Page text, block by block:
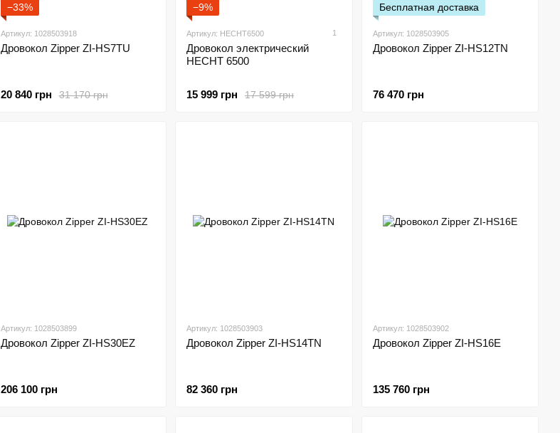
−33%
Артикул: 1028503918
Дровокол Zipper ZI-HS7TU
31 170 грн
20 840 грн
−9%
Артикул: HECHT6500 1
Дровокол электрический
HECHT 6500
17 599 грн
15 999 грн
Бесплатная доставка
Артикул: 1028503905
Дровокол Zipper ZI-HS12TN
76 470 грн
Артикул: 1028503899
Дровокол Zipper ZI-HS30EZ
206 100 грн
Артикул: 1028503903
Дровокол Zipper ZI-HS14TN
82 360 грн
Артикул: 1028503902
Дровокол Zipper ZI-HS16E
135 760 грн